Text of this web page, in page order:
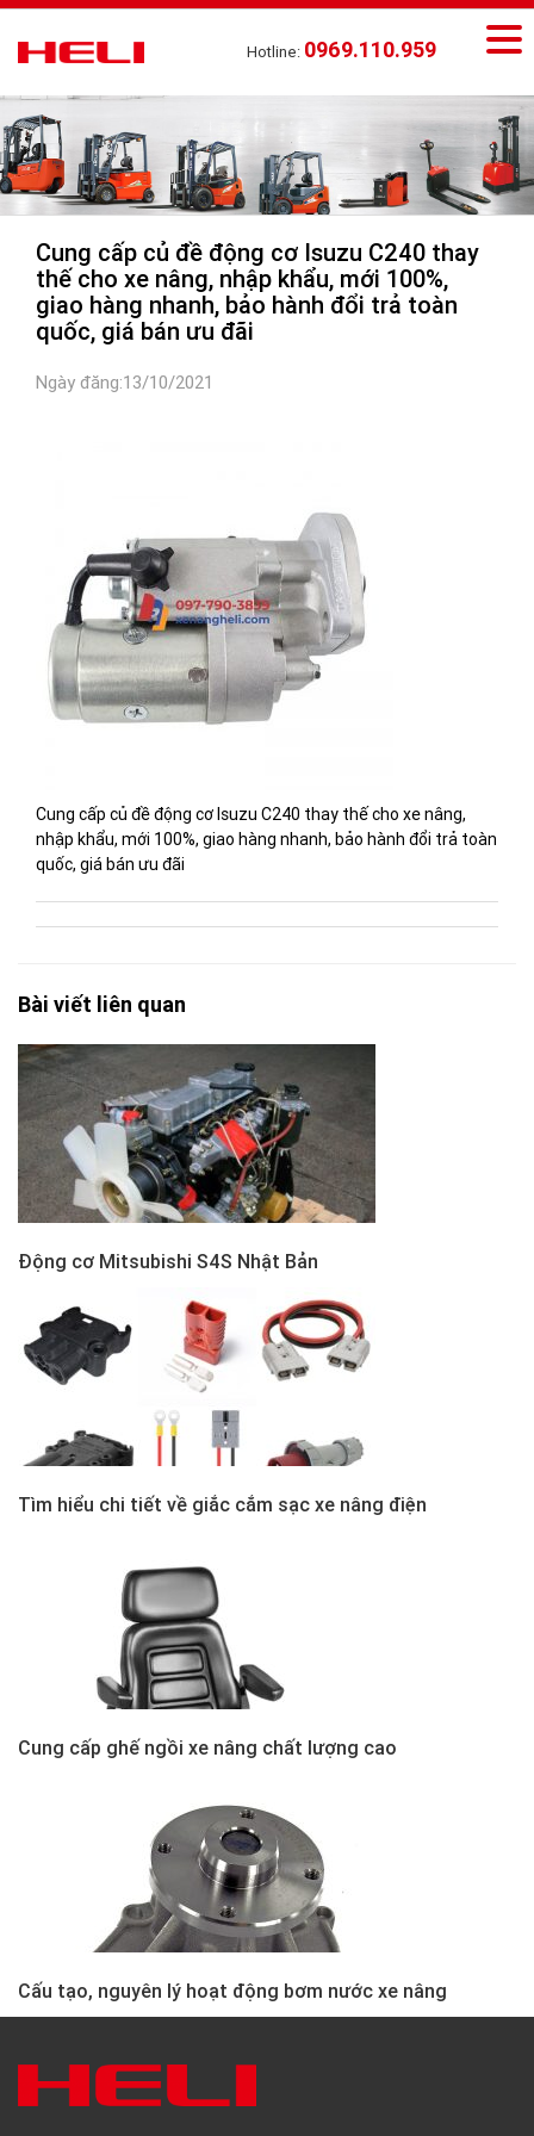
Hotline: 0969.110.959
Cung cấp củ đề động cơ Isuzu C240 thay
thế cho xe nâng, nhập khẩu, mới 100%,
giao hàng nhanh, bảo hành đổi trả toàn
quốc, giá bán ưu đãi
Ngày đăng:13/10/2021
Cung cấp củ đề động cơ Isuzu C240 thay thế cho xe nâng,
nhập khẩu, mới 100%, giao hàng nhanh, bảo hành đổi trả toàn
quốc, giá bán ưu đãi
Bài viết liên quan
Động cơ Mitsubishi S4S Nhật Bản
Tìm hiểu chi tiết về giắc cắm sạc xe nâng điện
Cung cấp ghế ngồi xe nâng chất lượng cao
Cấu tạo, nguyên lý hoạt động bơm nước xe nâng